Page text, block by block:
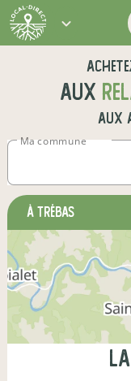
aux
aux
Ma commune
à Trébas